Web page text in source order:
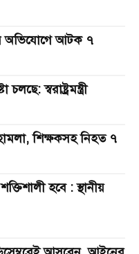
অভিযোগে আটক ৭
স্বরাষ্ট্রমন্ত্রী
হামলা, শিক্ষকসহ নিহত ৭
হবে : স্থানীয়